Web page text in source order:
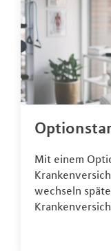
Mit einem
wechseln